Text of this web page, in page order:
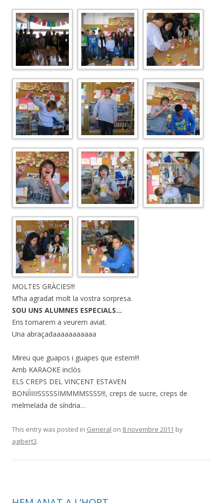
MOLTES GRÀCIES!!!
M’ha agradat molt la vostra sorpresa.
SOU UNS ALUMNES ESPECIALS…
Ens tornarem a veurem aviat.
Una abraçadaaaaaaaaaaa
Mireu que guapos i guapes que estem!!!
Amb KARAOKE inclòs
ELS CREPS DEL VINCENT ESTAVEN
BONÍIIIISSSSSIMMMMSSSS!!!, creps de sucre, creps de
melmelada de síndria…
This entry was posted in General on 8 novembre 2011 by
agibert3.